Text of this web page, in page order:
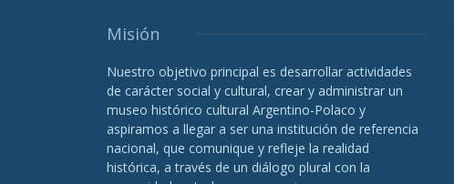
Misión
Nuestro objetivo principal es desarrollar actividades
de carácter social y cultural, crear y administrar un
museo histórico cultural Argentino-Polaco y
aspiramos a llegar a ser una institución de referencia
nacional, que comunique y refleje la realidad
histórica, a través de un diálogo plural con la